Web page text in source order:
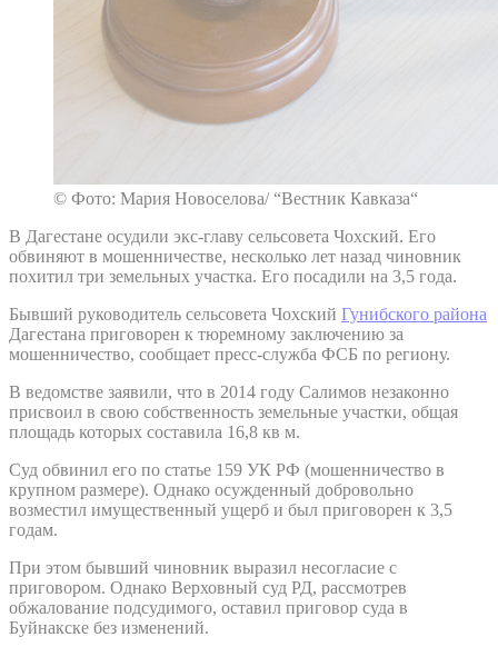
© Фото: Мария Новоселова/ “Вестник Кавказа“
В Дагестане осудили экс-главу сельсовета Чохский. Его
обвиняют в мошенничестве, несколько лет назад чиновник
похитил три земельных участка. Его посадили на 3,5 года.
Бывший руководитель сельсовета Чохский Гунибского района
Дагестана приговорен к тюремному заключению за
мошенничество, сообщает пресс-служба ФСБ по региону.
В ведомстве заявили, что в 2014 году Салимов незаконно
присвоил в свою собственность земельные участки, общая
площадь которых составила 16,8 кв м.
Суд обвинил его по статье 159 УК РФ (мошенничество в
крупном размере). Однако осужденный добровольно
возместил имущественный ущерб и был приговорен к 3,5
годам.
При этом бывший чиновник выразил несогласие с
приговором. Однако Верховный суд РД, рассмотрев
обжалование подсудимого, оставил приговор суда в
Буйнакске без изменений.